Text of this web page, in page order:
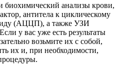
биохимический анализы крови,
антитела к циклическому
(АЦЦП), а также УЗИ
у вас уже есть результаты
возьмите их с собой,
их и, при необходимости,